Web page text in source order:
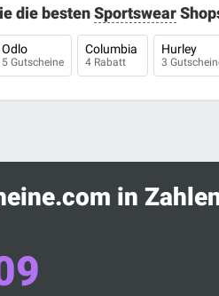
die bestenSportswear
Odlo
5 Gutscheine
Columbia
4 Rabatt
Hurley
3
in